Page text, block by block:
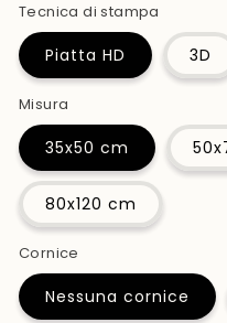
Tecnica di stampa
Piatta HD 3D
Misura
35x50 cm
80x120 cm
Cornice
Nessuna cornice